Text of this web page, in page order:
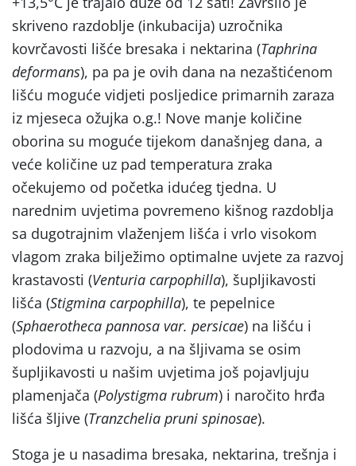
skriveno razdoblje (inkubacija) uzročnika
kovrčavosti lišće bresaka i nektarina (Taphrina
deformans), pa pa je ovih dana na nezaštićenom
lišću moguće vidjeti posljedice primarnih zaraza
iz mjeseca ožujka o.g.! Nove manje količine
oborina su moguće tijekom današnjeg dana, a
veće količine uz pad temperatura zraka
očekujemo od početka idućeg tjedna. U
narednim uvjetima povremeno kišnog razdoblja
sa dugotrajnim vlaženjem lišća i vrlo visokom
vlagom zraka bilježimo optimalne uvjete za razvoj
krastavosti (Venturia carpophilla), šupljikavosti
lišća (Stigmina carpophilla), te pepelnice
(Sphaerotheca pannosa var. persicae) na lišću i
plodovima u razvoju, a na šljivama se osim
šupljikavosti u našim uvjetima još pojavljuju
plamenjača (Polystigma rubrum) i naročito hrđa
lišća šljive (Tranzchelia pruni spinosae).
Stoga je u nasadima bresaka, nektarina, trešnja i